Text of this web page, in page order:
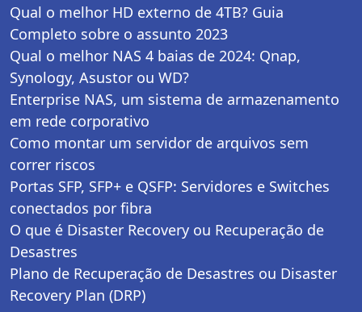
Qual o melhor HD externo de 4TB? Guia
Completo sobre o assunto 2023
Qual o melhor NAS 4 baias de 2024: Qnap,
Synology, Asustor ou WD?
Enterprise NAS, um sistema de armazenamento
em rede corporativo
Como montar um servidor de arquivos sem
correr riscos
Portas SFP, SFP+ e QSFP: Servidores e Switches
conectados por fibra
O que é Disaster Recovery ou Recuperação de
Desastres
Plano de Recuperação de Desastres ou Disaster
Recovery Plan (DRP)